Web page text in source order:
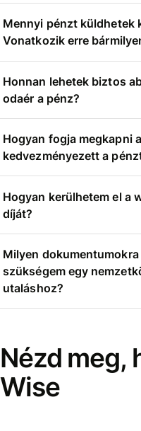
Mennyi pénzt küldhetek
Vonatkozik erre
Honnan lehetek biztos
odaér a pénz?
Hogyan fogja megkapni a
kedvezményezett a
Hogyan kerülhetem el a
díját?
Milyen dokumentumokra
szükségem egy
utaláshoz?
Nézd meg,
Wise